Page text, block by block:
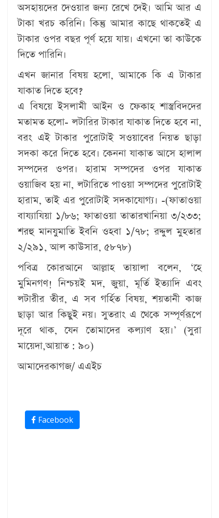
অসহায়দের দেওয়ার জন্য রেখে দেই। আমি আর এ
টাকা খরচ করিনি। কিন্তু আমার কাছে থাকতেই এ
টাকার ওপর বছর পূর্ণ হয়ে যায়। এখনো তা কাউকে
দিতে পারিনি।
এখন জানার বিষয় হলো, আমাকে কি এ টাকার
যাকাত দিতে হবে?
এ বিষয়ে ইসলামী আইন ও ফেকাহ শাস্ত্রবিদদের
মতামত হলো- লটারির টাকার যাকাত দিতে হবে না,
বরং এই টাকার পুরোটাই সওয়াবের নিয়ত ছাড়া
সদকা করে দিতে হবে। কেননা যাকাত আসে হালাল
সম্পদের ওপর। হারাম সম্পদের ওপর যাকাত
ওয়াজিব হয় না, লটারিতে পাওয়া সম্পদের পুরোটাই
হারাম, তাই এর পুরোটাই সদকাযোগ্য। -(ফাতাওয়া
বায্যাযিয়া ১/৮৬; ফাতাওয়া তাতারখানিয়া ৩/২৩৩;
শরহু মানযুমাতি ইবনি ওহবা ১/৭৮; রদ্দুল মুহতার
২/২৯১, আল কাউসার, ৫৮৭৮)
পবিত্র কোরআনে আল্লাহ তায়ালা বলেন, ‘হে
মুমিনগণ! নিশ্চয়ই মদ, জুয়া, মূর্তি ইত্যাদি এবং
লটারীর তীর, এ সব গর্হিত বিষয়, শয়তানী কাজ
ছাড়া আর কিছুই নয়। সুতরাং এ থেকে সম্পূর্ণরূপে
দূরে থাক, যেন তোমাদের কল্যাণ হয়।’ (সুরা
মায়েদা,আয়াত : ৯০)
আমাদেরকাগজ/ এএইচ
Facebook